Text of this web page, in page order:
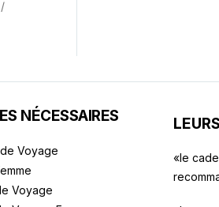
NÉCESSAIRES
Voyage
Voyage
«le